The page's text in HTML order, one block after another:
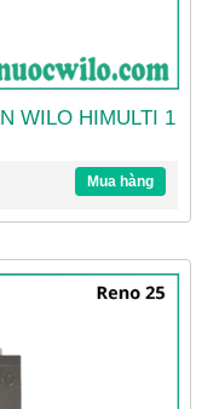
WILO HIMULTI 1
Mua hàng